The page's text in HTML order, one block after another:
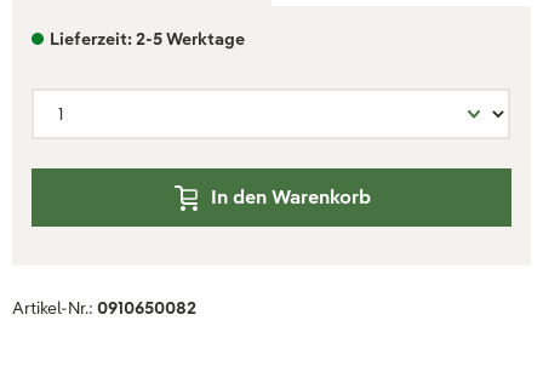
Lieferzeit: 2-5 Werktage
In den Warenkorb
Artikel-Nr.: 0910650082